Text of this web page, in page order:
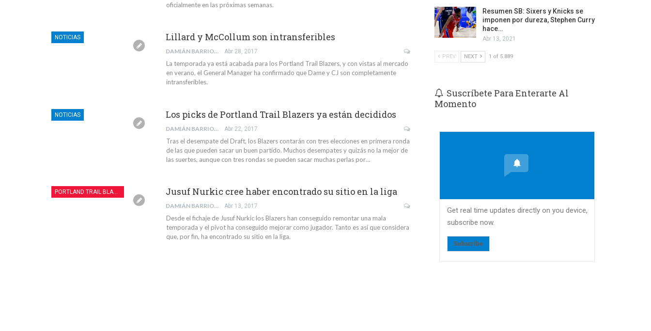
oficialmente en las próximas semanas.
NOTICIAS Lillard y McCollum son intransferibles
DAMIÁN BARRIO GIL Abr 28, 2017
La temporada ya está acabada para los Portland Trail Blazers, y con vistas al mercado
en verano, el General Manager ha confirmado que Dame y CJ son completamente
intransferibles.
NOTICIAS Los picks de Portland Trail Blazers ya están decididos
DAMIÁN BARRIO GIL Abr 22, 2017
Tras el desempate del Draft, los Blazers contarán con tres elecciones en primera ronda
de las que pueden sacar un buen partido. Muchos desempates y quizás no la mejor de
las suertes, aunque con tres rondas se pueden sacar muchas perlas por…
PORTLAND TRAIL BLAZERS Jusuf Nurkic cree haber encontrado su sitio en la liga
DAMIÁN BARRIO GIL Abr 13, 2017
Desde el fichaje de Jusuf Nurkic los Blazers han conseguido remontar una mala
temporada y el pívot ha conseguido mejorar como jugador. Tanto es así que considera
que, por fin, ha encontrado su sitio en la liga.
Resumen SB: Sixers y Knicks se
imponen por dureza, Stephen Curry
hace…
Abr 13, 2021
PREV NEXT 1 of 5.889
Suscríbete Para Enterarte Al
Momento
Get real time updates directly on you device,
subscribe now.
Subscribe